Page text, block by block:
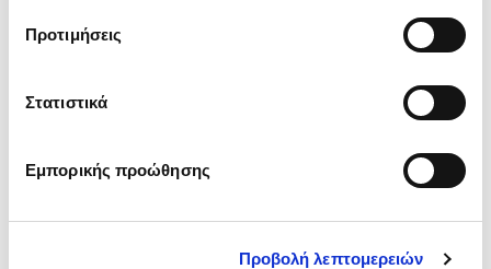
Προτιμήσεις
Στατιστικά
Εμπορικής προώθησης
Προβολή λεπτομερειών